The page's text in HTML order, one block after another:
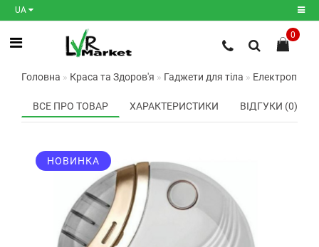
UA
Реєстрація
Авторизація
Мої
закладки0
0
Головна Краса та Здоров'я Гаджети для тіла
ВСЕ ПРО ТОВАР ХАРАКТЕРИСТИКИ ВІДГУКИ (0)
НОВИНКА